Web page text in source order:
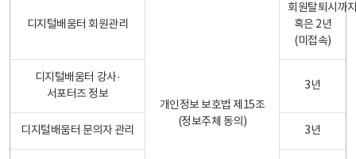
디지털배움터 회원관리
개인정보 보호법 제15조
(정보주체 동의)
회원탈퇴시까
혹은 2년
(미접속)
디지털배움터 강사·
서포터즈 정보
3년
디지털배움터 문의자 관리 3년